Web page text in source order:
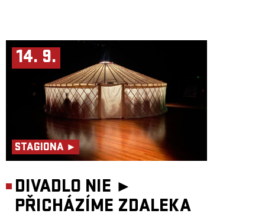
14. 9.
STAGIONA ►
DIVADLO NIE ►
PŘICHÁZÍME ZDALEKA